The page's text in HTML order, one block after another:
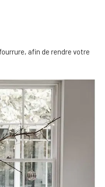
afin de rendre votre